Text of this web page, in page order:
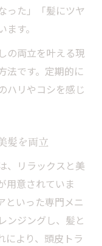
った」「髪にツヤ
す。
の両立を叶える現
法です。定期的に
ハリやコシを感じ
髪を両立
、リラックスと美
用意されていま
といった専門メニ
ンジングし、髪と
により、頭皮トラ